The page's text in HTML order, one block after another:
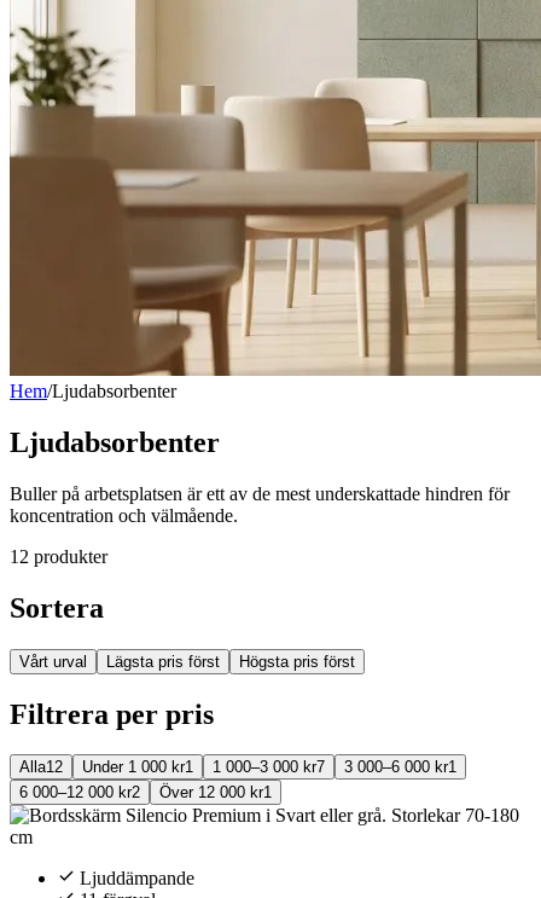
Hem/Ljudabsorbenter
Ljudabsorbenter
Buller på arbetsplatsen är ett av de mest underskattade hindren för
koncentration och välmående.
12 produkter
Sortera
Vårt urval Lägsta pris först Högsta pris först
Filtrera per pris
Alla12 Under 1 000 kr1 1 000–3 000 kr7 3 000–6 000 kr1
6 000–12 000 kr2 Över 12 000 kr1
Ljuddämpande